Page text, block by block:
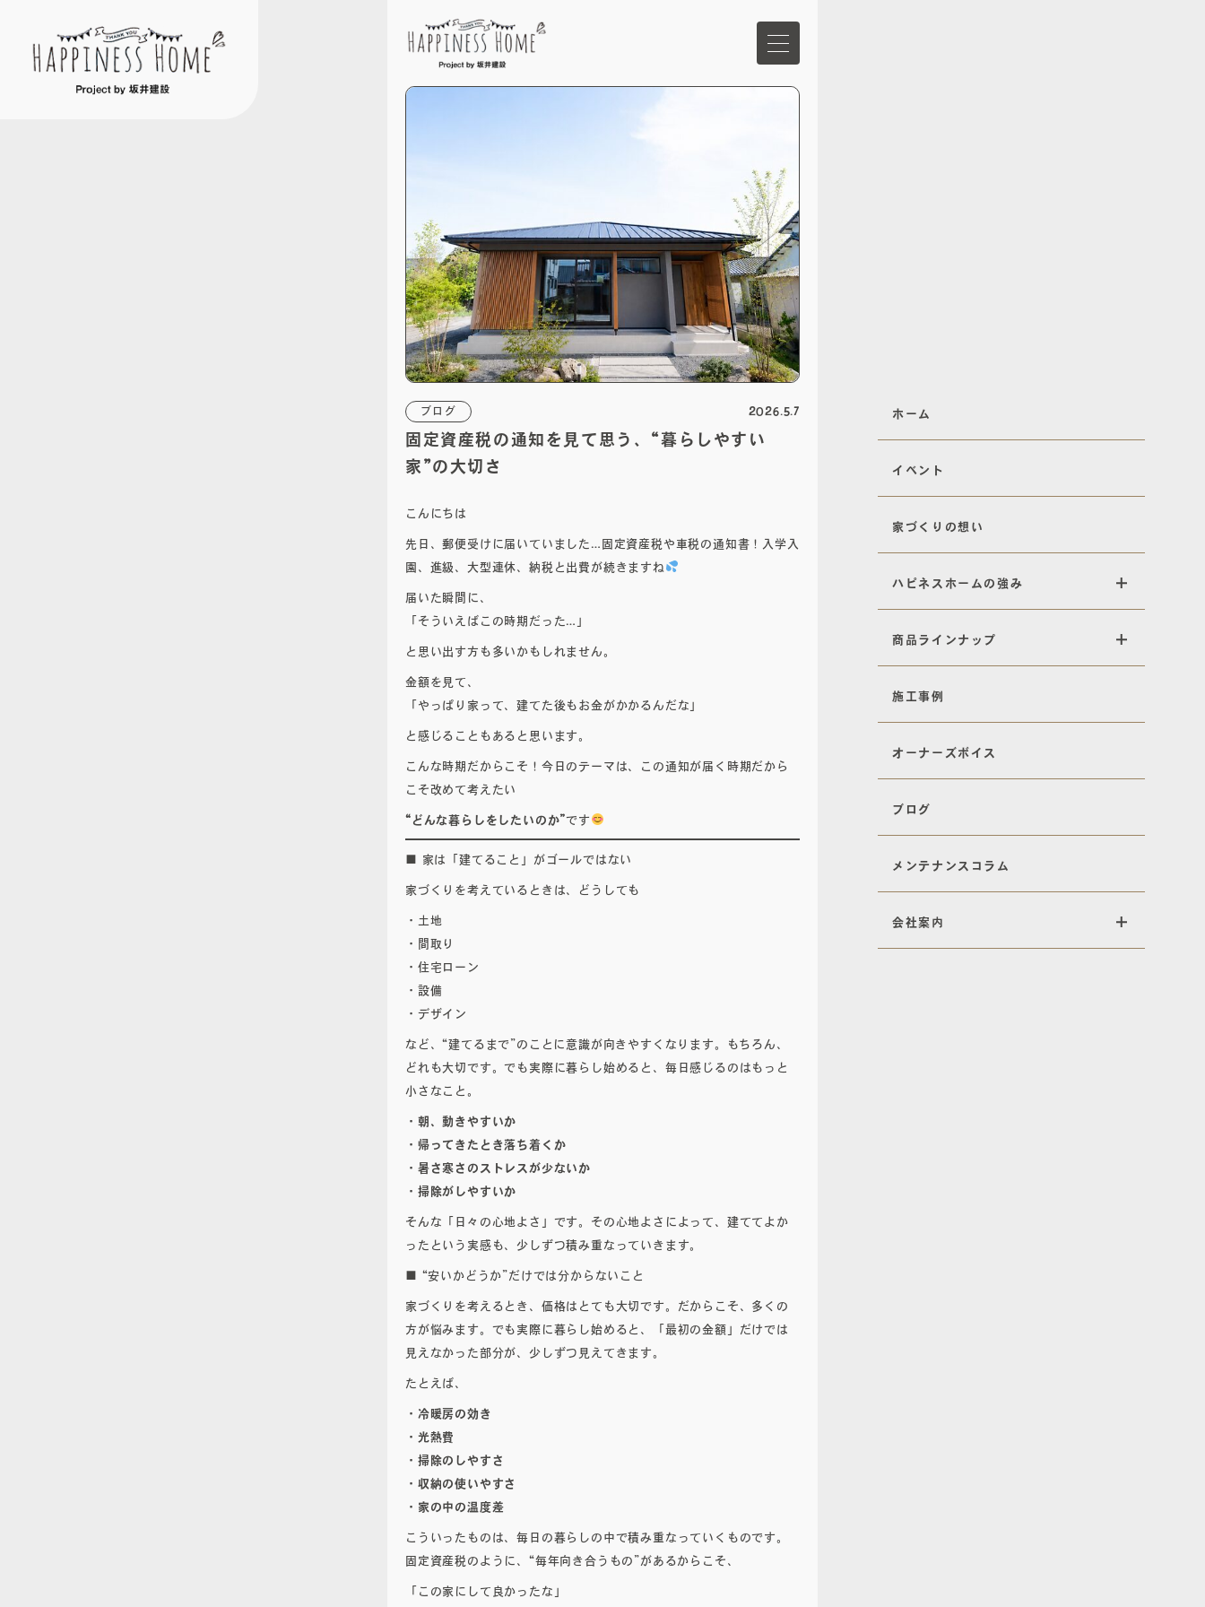
家づくりの想い
ハピネスホームの強み
商品ラインナップ
施工事例
オーナーズボイス
ブログ
メンテナンスコラム
お問い合わせ
無料相談会
プライバシーポリシー
サイトマップ
佐賀県佐賀市大和町東山田2311-1
TEL. 0952-20-2232
営業時間：8:00～18:00 / 定休日：第2・4火曜・水曜
ホーム
イベント
家づくりの想い
ハピネスホームの強み
商品ラインナップ
施工事例
オーナーズボイス
ブログ
メンテナンスコラム
会社案内
ブログ 2026.5.7
固定資産税の通知を見て思う、“暮らしやすい
家”の大切さ
こんにちは
先日、郵便受けに届いていました…固定資産税や車税の通知書！入学入
園、進級、大型連休、納税と出費が続きますね
届いた瞬間に、
「そういえばこの時期だった…」
と思い出す方も多いかもしれません。
金額を見て、
「やっぱり家って、建てた後もお金がかかるんだな」
と感じることもあると思います。
こんな時期だからこそ！今日のテーマは、この通知が届く時期だから
こそ改めて考えたい
“どんな暮らしをしたいのか”です
■ 家は「建てること」がゴールではない
家づくりを考えているときは、どうしても
・土地
・間取り
・住宅ローン
・設備
・デザイン
など、“建てるまで”のことに意識が向きやすくなります。もちろん、
どれも大切です。でも実際に暮らし始めると、毎日感じるのはもっと
小さなこと。
・朝、動きやすいか
・帰ってきたとき落ち着くか
・暑さ寒さのストレスが少ないか
・掃除がしやすいか
そんな「日々の心地よさ」です。その心地よさによって、建ててよか
ったという実感も、少しずつ積み重なっていきます。
■ “安いかどうか”だけでは分からないこと
家づくりを考えるとき、価格はとても大切です。だからこそ、多くの
方が悩みます。でも実際に暮らし始めると、「最初の金額」だけでは
見えなかった部分が、少しずつ見えてきます。
たとえば、
・冷暖房の効き
・光熱費
・掃除のしやすさ
・収納の使いやすさ
・家の中の温度差
こういったものは、毎日の暮らしの中で積み重なっていくものです。
固定資産税のように、“毎年向き合うもの”があるからこそ、
「この家にして良かったな」